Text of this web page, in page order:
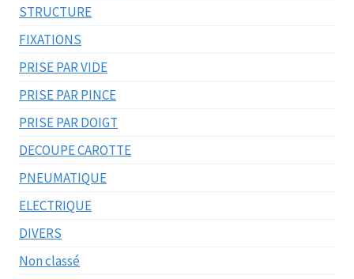
STRUCTURE
FIXATIONS
PRISE PAR VIDE
PRISE PAR PINCE
PRISE PAR DOIGT
DECOUPE CAROTTE
PNEUMATIQUE
ELECTRIQUE
DIVERS
Non classé